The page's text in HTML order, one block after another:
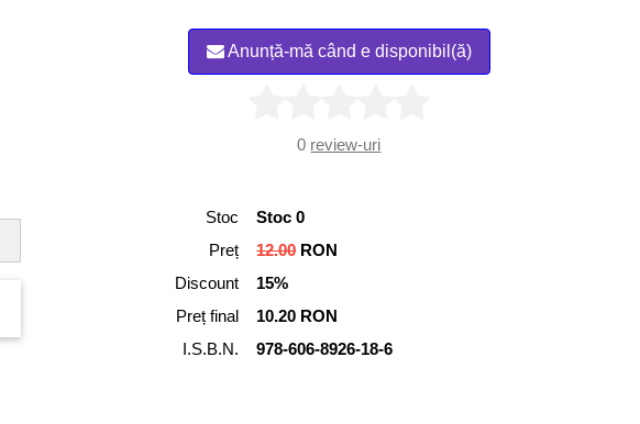
Anunță-mă când e disponibil(ă)
0 review-uri
Stoc
Stoc 0
Preț
12.00RON
Discount
15%
Preț final
10.20 RON
I.S.B.N.
978-606-8926-18-6